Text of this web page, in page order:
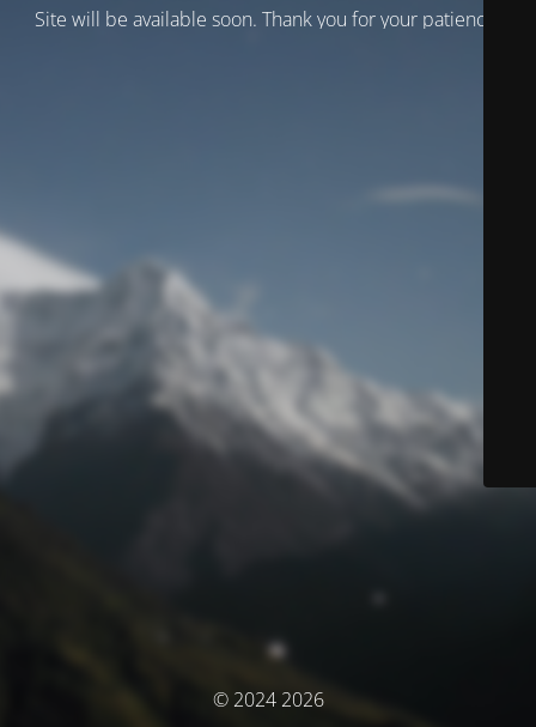
Site will be available soon. Thank you for your patience!
© 2024 2026